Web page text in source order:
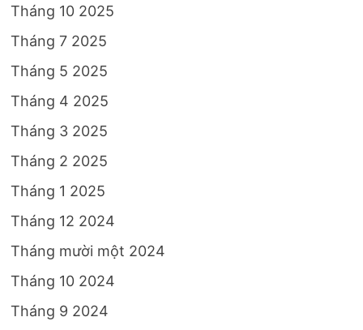
Tháng 10 2025
Tháng 7 2025
Tháng 5 2025
Tháng 4 2025
Tháng 3 2025
Tháng 2 2025
Tháng 1 2025
Tháng 12 2024
Tháng mười một 2024
Tháng 10 2024
Tháng 9 2024